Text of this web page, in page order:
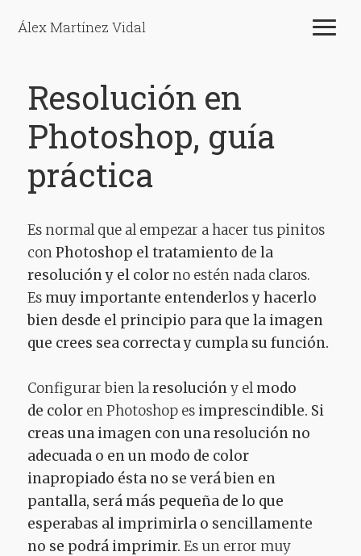
Álex Martínez Vidal
Resolución en
Photoshop, guía
práctica
Es normal que al empezar a hacer tus pinitos
conPhotoshop el tratamiento de la
resolución y el colorno estén nada claros.
Es muy importante entenderlos y hacerlo
bien desde el principio para que la imagen
que crees sea correcta y cumpla su función.
Configurar bien laresolucióny elmodo
de coloren Photoshop es imprescindible. Si
creas una imagen con una resolución no
adecuada o en un modo de color
inapropiado ésta no se verá bien en
pantalla, será más pequeña de lo que
esperabas al imprimirla o sencillamente
no se podrá imprimir. Es un error muy